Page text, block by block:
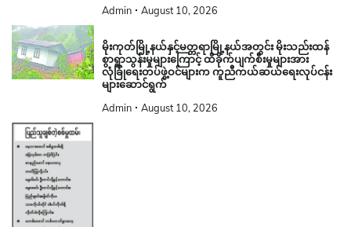
Admin August 10, 2026
မိုးကုတ်မြို့နယ်နှင့်မတ္တရာမြို့နယ်အတွင်း မိုးသည်းထန်
စွာရွာသွန်းမှုများကြောင့် ထိခိုက်ပျက်စီးမှုများအား
လုံခြုံရေးတပ်ဖွဲ့ဝင်များက ကူညီကယ်ဆယ်ရေးလုပ်ငန်း
များဆောင်ရွက်
Admin August 10, 2026